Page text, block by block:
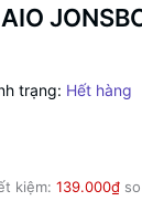
trạng: Hết hàng
kiệm: 139.000₫so